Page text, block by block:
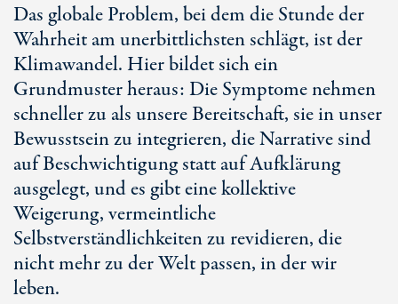
Das globale Problem, bei dem die Stunde der
Wahrheit am unerbittlichsten schlägt, ist der
Klimawandel. Hier bildet sich ein
Grundmuster heraus: Die Symptome nehmen
schneller zu als unsere Bereitschaft, sie in unser
Bewusstsein zu integrieren, die Narrative sind
auf Beschwichtigung statt auf Aufklärung
ausgelegt, und es gibt eine kollektive
Weigerung, vermeintliche
Selbstverständlichkeiten zu revidieren, die
nicht mehr zu der Welt passen, in der wir
leben.